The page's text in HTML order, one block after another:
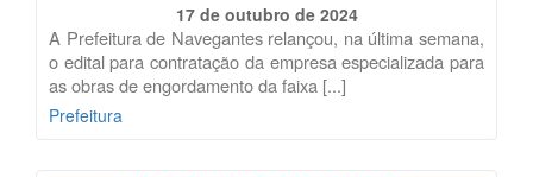
17 de outubro de 2024
A Prefeitura de Navegantes relançou, na última semana,
o edital para contratação da empresa especializada para
as obras de engordamento da faixa [...]
Prefeitura